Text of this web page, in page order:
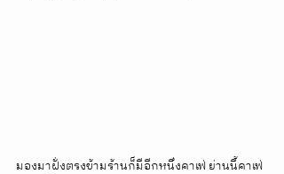
มองมาฝั่งตรงข้ามร้านก็มีอีกหนึ่งคาเฟ่ ย่านนี้คาเฟ่